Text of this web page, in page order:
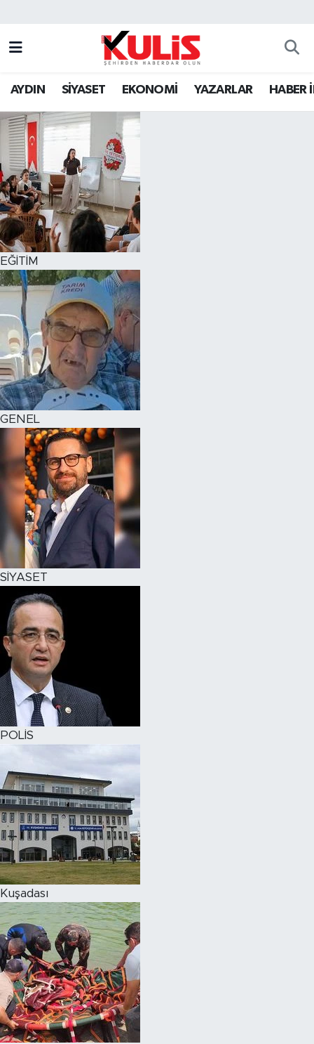
AYDIN SİYASET EKONOMİ YAZARLAR HABER
EĞİTİM
GENEL
SİYASET
POLİS
Kuşadası